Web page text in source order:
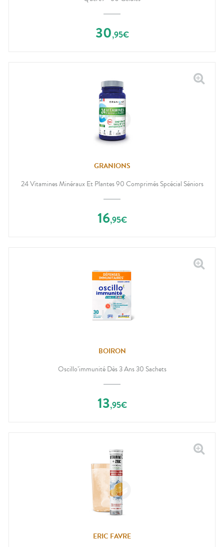
30,95€
GRANIONS
24 Vitamines Minéraux Et Plantes 90 Comprimés Spcécial Séniors
16,95€
BOIRON
Oscillo’immunité Dès 3 Ans 30 Sachets
13,95€
ERIC FAVRE